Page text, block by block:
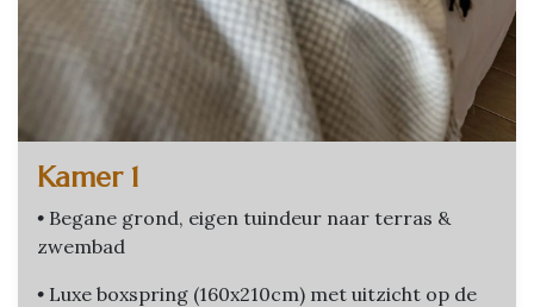
Kamer 1
• Begane grond, eigen tuindeur naar terras &
zwembad
• Luxe boxspring (160x210cm) met uitzicht op de